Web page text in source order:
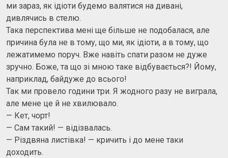
ми зараз, як ідіоти будемо валятися на дивані,
дивлячись в стелю.
Така перспектива мені ще більше не подобалася, але
причина була не в тому, що ми, як ідіоти, а в тому, що
лежатимемо поруч. Вже навіть спати разом не дуже
зручно. Боже, та що зі мною таке відбувається?! Йому,
наприклад, байдуже до всього!
Так ми провело години три. Я жодного разу не виграла,
але мене це й не хвилювало.
— Кет, чорт!
— Сам такий! — відізвалась.
— Різдвяна листівка! — кричить і до мене таки
доходить.